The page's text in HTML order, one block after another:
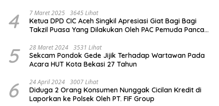
4 7 Maret 2025 3645 Lihat
Ketua DPD CIC Aceh Singkil Apresiasi Giat Bagi Bagi
Takzil Puasa Yang Dilakukan Oleh PAC Pemuda Panca
Meriah Kabupaten Aceh Singkil
5 28 Maret 2024 3531 Lihat
Sekcam Pondok Gede Jijik Terhadap Wartawan Pada
Acara HUT Kota Bekasi 27 Tahun
6 24 April 2024 3007 Lihat
Diduga 2 Orang Konsumen Nunggak Cicilan Kredit di
Laporkan ke Polsek Oleh PT. FIF Group